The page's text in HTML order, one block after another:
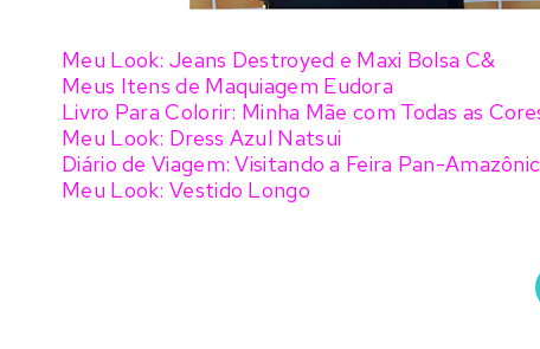
Meu Look: Jeans Destroyed e Maxi Bolsa C&
Meus Itens de Maquiagem Eudora
Livro Para Colorir: Minha Mãe com Todas as
Meu Look: Dress Azul Natsui
Diário de Viagem: Visitando a Feira Pan-
Meu Look: Vestido Longo